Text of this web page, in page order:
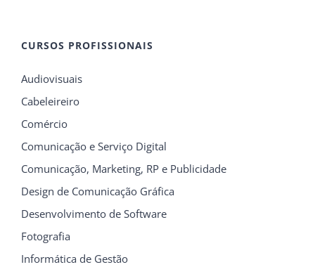
CURSOS PROFISSIONAIS
Audiovisuais
Cabeleireiro
Comércio
Comunicação e Serviço Digital
Comunicação, Marketing, RP e Publicidade
Design de Comunicação Gráfica
Desenvolvimento de Software
Fotografia
Informática de Gestão